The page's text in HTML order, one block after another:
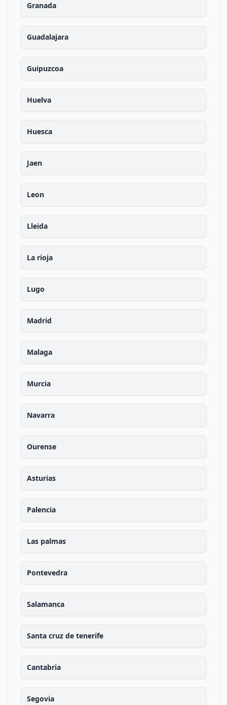
Granada
Guadalajara
Guipuzcoa
Huelva
Huesca
Jaen
Leon
Lleida
La rioja
Lugo
Madrid
Malaga
Murcia
Navarra
Ourense
Asturias
Palencia
Las palmas
Pontevedra
Salamanca
Santa cruz de tenerife
Cantabria
Segovia